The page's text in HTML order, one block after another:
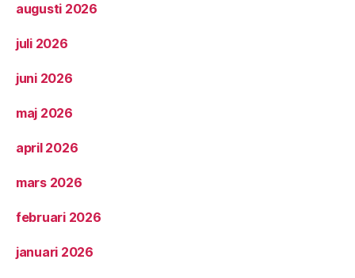
augusti 2026
juli 2026
juni 2026
maj 2026
april 2026
mars 2026
februari 2026
januari 2026